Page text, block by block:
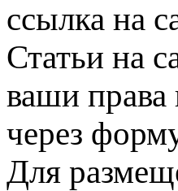
ссылка на
Статьи на
ваши права
через
Для